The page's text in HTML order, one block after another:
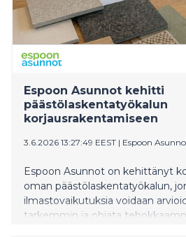
Espoon Asunnot kehitti
päästölaskentatyökalun
korjausrakentamiseen
3.6.2026 13:27:49 EEST | Espoon
Espoon Asunnot on kehittänyt
oman päästölaskentatyökalun,
ilmastovaikutuksia voidaan
tarkemmin ja ohjata